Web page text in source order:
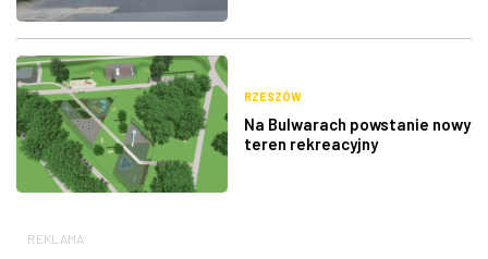
RZESZÓW
Na Bulwarach powstanie nowy
teren rekreacyjny
REKLAMA